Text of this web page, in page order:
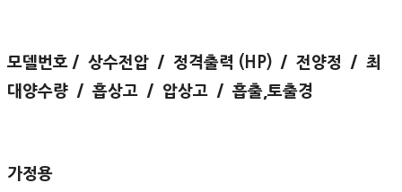
모델번호 / 상수전압 / 정격출력 (HP) / 전양정 / 최
대양수량 / 흡상고 / 압상고 / 흡출,토출경
가정용